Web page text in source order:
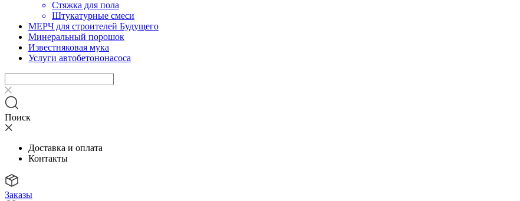
Стяжка для пола
Штукатурные смеси
МЕРЧ для строителей Будущего
Минеральный порошок
Известняковая мука
Услуги автобетононасоса
Поиск
Доставка и оплата
Контакты
Заказы